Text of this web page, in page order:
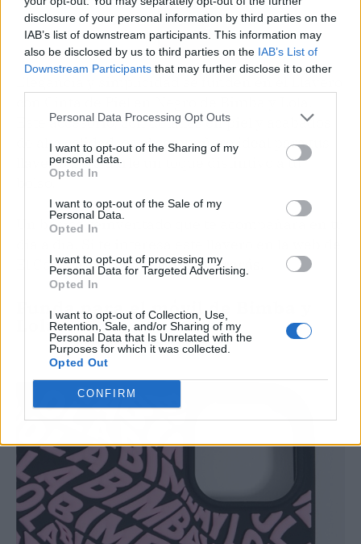
disclosure of your personal information by third parties on the
IAB’s list of downstream participants. This information may
also be disclosed by us to third parties on the IAB’s List of
Downstream Participants that may further disclose it to other
Personal Data Processing Opt Outs
I want to opt-out of the Sharing of my
personal data.
Opted In
I want to opt-out of the Sale of my
Personal Data.
Opted In
I want to opt-out of processing my
Personal Data for Targeted Advertising.
Opted In
I want to opt-out of Collection, Use,
Retention, Sale, and/or Sharing of my
Personal Data that Is Unrelated with the
Purposes for which it was collected.
Opted Out
CONFIRM
Este accesorio, con detalles en piel y acabados
de alta calidad, es el compañero ideal para tus
llaves o para darle un toque distintivo a tu
bolso.
Un básico reinventado que te acompañará en tu
El Corte Inglés, aquílo encontrarás.
Funda para el móvil de Bimba y
Lola